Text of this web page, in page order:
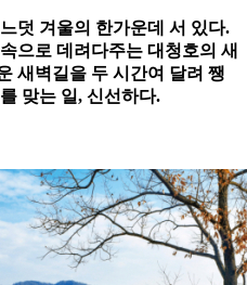
덧 겨울의 한가운데 서 있다.
으로 데려다주는 대청호의 새
새벽길을 두 시간여 달려 쨍
맞는 일, 신선하다.